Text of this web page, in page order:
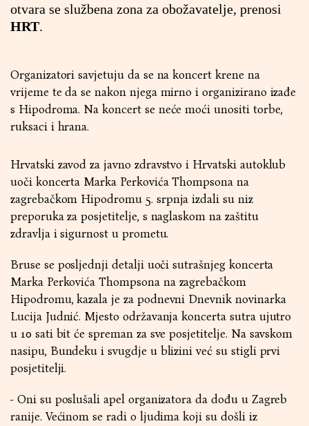
otvara se službena zona za obožavatelje, prenosi
HRT.
Organizatori savjetuju da se na koncert krene na
vrijeme te da se nakon njega mirno i organizirano izađe
s Hipodroma. Na koncert se neće moći unositi torbe,
ruksaci i hrana.
Hrvatski zavod za javno zdravstvo i Hrvatski autoklub
uoči koncerta Marka Perkovića Thompsona na
zagrebačkom Hipodromu 5. srpnja izdali su niz
preporuka za posjetitelje, s naglaskom na zaštitu
zdravlja i sigurnost u prometu.
Bruse se posljednji detalji uoči sutrašnjeg koncerta
Marka Perkovića Thompsona na zagrebačkom
Hipodromu, kazala je za podnevni Dnevnik novinarka
Lucija Judnić. Mjesto održavanja koncerta sutra ujutro
u 10 sati bit će spreman za sve posjetitelje. Na savskom
nasipu, Bundeku i svugdje u blizini već su stigli prvi
posjetitelji.
- Oni su poslušali apel organizatora da dođu u Zagreb
ranije. Većinom se radi o ljudima koji su došli iz